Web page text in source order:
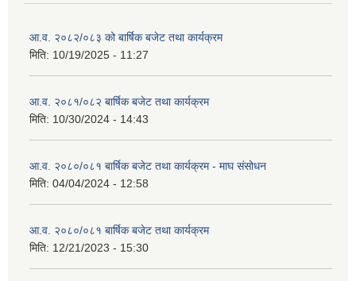
आ.व. २०८२/०८३ को बार्षिक बजेट तथा कार्यक्रम
मिति: 10/19/2025 - 11:27
आ.व. २०८१/०८२ बार्षिक बजेट तथा कार्यक्रम
मिति: 10/30/2024 - 14:43
आ.व. २०८०/०८१ बार्षिक बजेट तथा कार्यक्रम - माघ संसोधन
मिति: 04/04/2024 - 12:58
आ.व. २०८०/०८१ बार्षिक बजेट तथा कार्यक्रम
मिति: 12/21/2023 - 15:30